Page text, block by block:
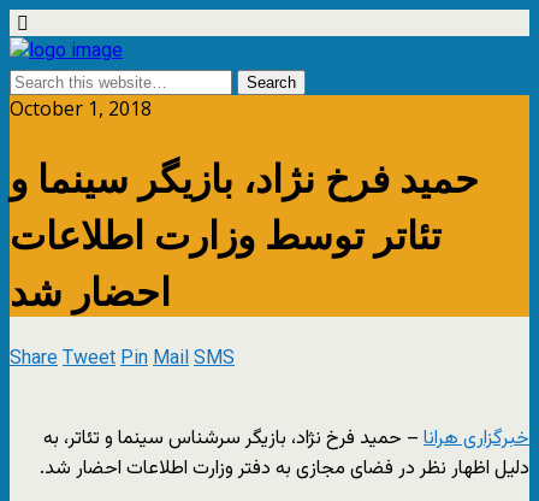
October 1, 2018
حمید فرخ نژاد، بازیگر سینما و
تئاتر توسط وزارت اطلاعات
احضار شد
ShareTweetPinMailSMS
خبرگزاری هرانا – حمید فرخ نژاد، بازیگر سرشناس سینما و تئاتر، به
دلیل اظهار نظر در فضای مجازی به دفتر وزارت اطلاعات احضار شد.